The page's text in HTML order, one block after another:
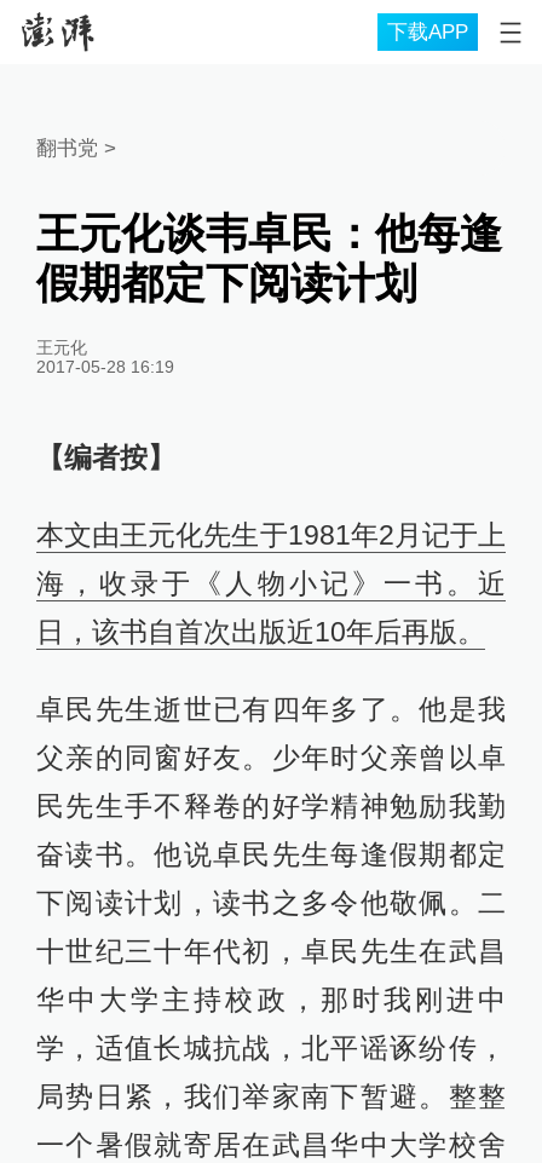
下载APP
翻书党 >
王元化谈韦卓民：他每逢
假期都定下阅读计划
王元化
2017-05-28 16:19
【编者按】
本文由王元化先生于1981年2月记于上
海，收录于《人物小记》一书。近
日，该书自首次出版近10年后再版。
卓民先生逝世已有四年多了。他是我
父亲的同窗好友。少年时父亲曾以卓
民先生手不释卷的好学精神勉励我勤
奋读书。他说卓民先生每逢假期都定
下阅读计划，读书之多令他敬佩。二
十世纪三十年代初，卓民先生在武昌
华中大学主持校政，那时我刚进中
学，适值长城抗战，北平谣诼纷传，
局势日紧，我们举家南下暂避。整整
一个暑假就寄居在武昌华中大学校舍